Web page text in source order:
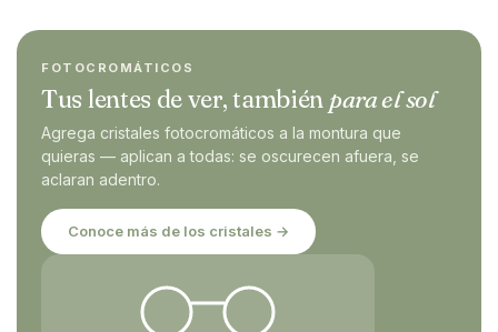
FOTOCROMÁTICOS
Tus lentes de ver, también para el sol
Agrega cristales fotocromáticos a la montura que
quieras — aplican a todas: se oscurecen afuera, se
aclaran adentro.
Conoce más de los cristales →